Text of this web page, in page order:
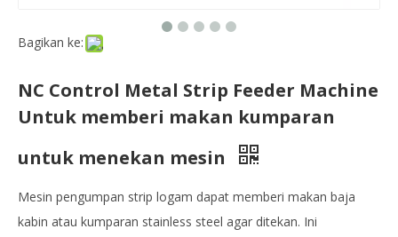
Bagikan ke:
NC Control Metal Strip Feeder Machine
Untuk memberi makan kumparan
untuk menekan mesin
Mesin pengumpan strip logam dapat memberi makan baja
kabin atau kumparan stainless steel agar ditekan. Ini